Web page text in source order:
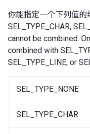
你能指定一个下列值的
SEL_TYPE_CHAR,
cannot be combined.
combined with
SEL_TYPE_LINE, or
SEL_TYPE_NONE
SEL_TYPE_CHAR